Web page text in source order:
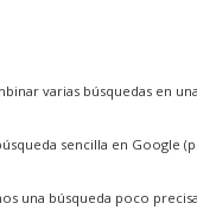
varias búsquedas en
sencilla en Google
una búsqueda poco